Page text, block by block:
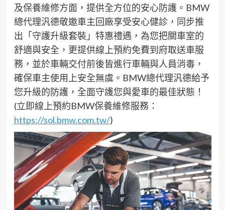
及保養維修方面，提供全方位的安心防護。BMW
總代理汎德敬邀車主回廠享受安心健診，同步推
出「守護升級套裝」特惠禮遇，為您把關車室的
舒適與安全，更提供線上預約免費到府取送車服
務，並於車輛交付前後皆進行車輛與人員消毒，
確保車主使用上安全無虞。BMW總代理汎德給予
您升級的防護，全面守護您與愛車的最佳狀態！
(立即線上預約BMW保養維修服務：
https://sol.bmw.com.tw/)